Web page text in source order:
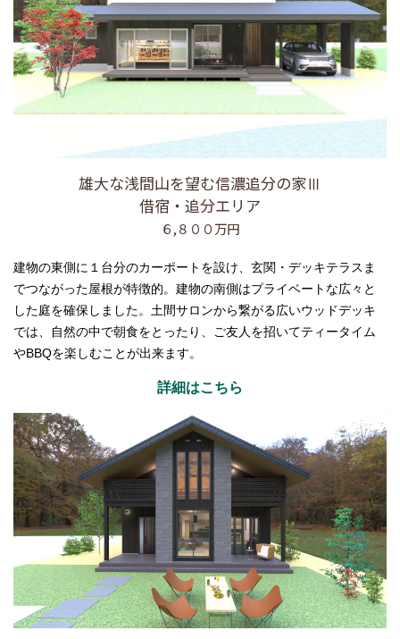
雄大な浅間山を望む信濃追分の家Ⅲ
借宿・追分エリア
６,８００万円
建物の東側に１台分のカーポートを設け、玄関・デッキテラスま
でつながった屋根が特徴的。建物の南側はプライベートな広々と
した庭を確保しました。土間サロンから繋がる広いウッドデッキ
では、自然の中で朝食をとったり、ご友人を招いてティータイム
やBBQを楽しむことが出来ます。
詳細はこちら